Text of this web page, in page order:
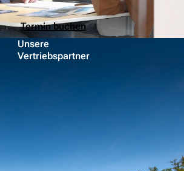
Termin buchen
Unsere
Vertriebspartner